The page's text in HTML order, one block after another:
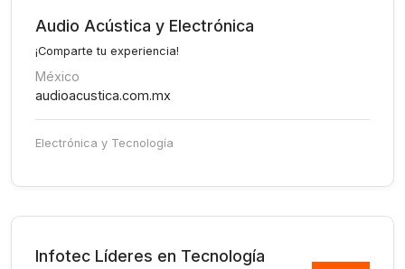
Audio Acústica y Electrónica
¡Comparte tu experiencia!
México
audioacustica.com.mx
Electrónica y Tecnología
Infotec Líderes en Tecnología